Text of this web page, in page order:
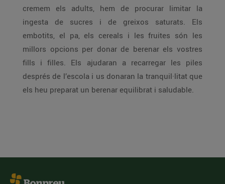
cremem els adults, hem de procurar limitar la
ingesta de sucres i de greixos saturats. Els
embotits, el pa, els cereals i les fruites són les
millors opcions per donar de berenar els vostres
fills i filles. Els ajudaran a recarregar les piles
després de l’escola i us donaran la tranquil·litat que
els heu preparat un berenar equilibrat i saludable.